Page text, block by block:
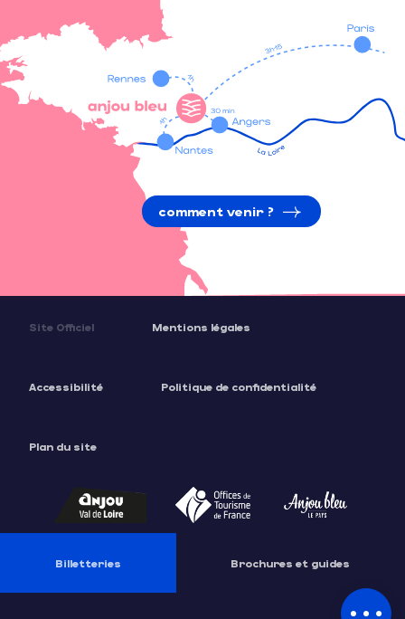
par email
comment venir ?
Site Officiel Mentions légales
Accessibilité Politique de confidentialité
Plan du site
Billetteries Brochures et guides